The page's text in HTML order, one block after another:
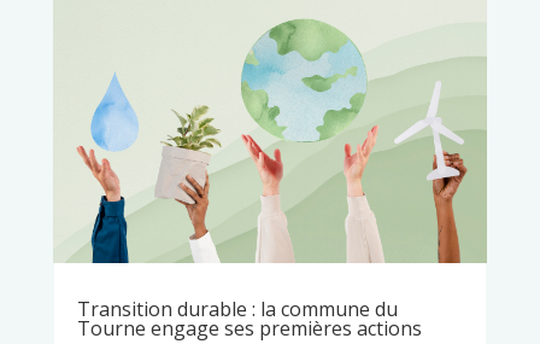
Transition durable : la commune du
Tourne engage ses premières actions